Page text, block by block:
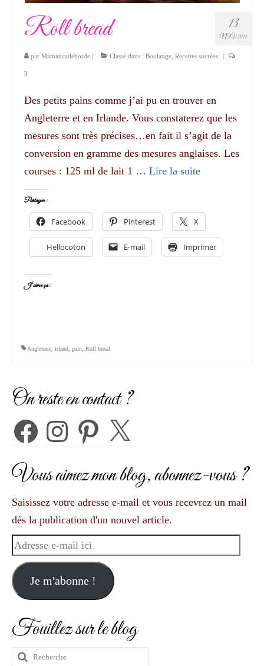
13
NOV 2014
Roll bread
par Mamancadeborde | Classé dans : Boulange Recettes sucrées |
3
Des petits pains comme j’ai pu en trouver en
Angleterre et en Irlande. Vous constaterez que les
mesures sont très précises…en fait il s’agit de la
conversion en gramme des mesures anglaises. Les
courses : 125 ml de lait 1 … Lire la suite­­
Partager :
Facebook Pinterest X
Hellocoton E-mail Imprimer
J’aime ça :
Angleterre irland pain Roll bread
On reste en contact ?
FacebookInstagramPinterest X
Vous aimez mon blog, abonnez-vous ?
Saisissez votre adresse e-mail et vous recevrez un mail
dès la publication d'un nouvel article.
Adresse
mail
ici
Je m'abonne !
Fouillez sur le blog
Rechercher